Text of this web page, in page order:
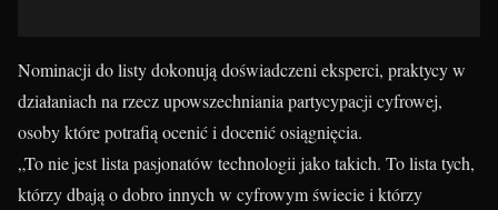
Nominacji do listy dokonują doświadczeni eksperci, praktycy w
działaniach na rzecz upowszechniania partycypacji cyfrowej,
osoby które potrafią ocenić i docenić osiągnięcia.
„To nie jest lista pasjonatów technologii jako takich. To lista tych,
którzy dbają o dobro innych w cyfrowym świecie i którzy